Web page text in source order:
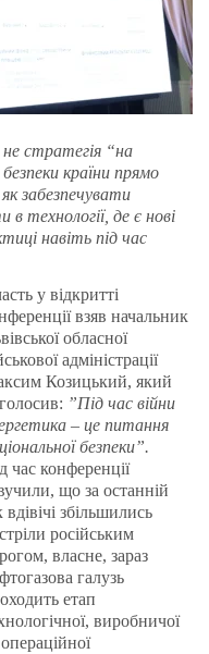
стратегія “на
країни прямо
забезпечувати
технології, де є нові
навіть під час
у відкритті
взяв начальник
обласної
адміністрації
Козицький, який
”Під час війни
– це питання
безпеки”.
час конференції
що за останній
вдівічі збільшились
російським
власне, зараз
галузь
етап
виробничої